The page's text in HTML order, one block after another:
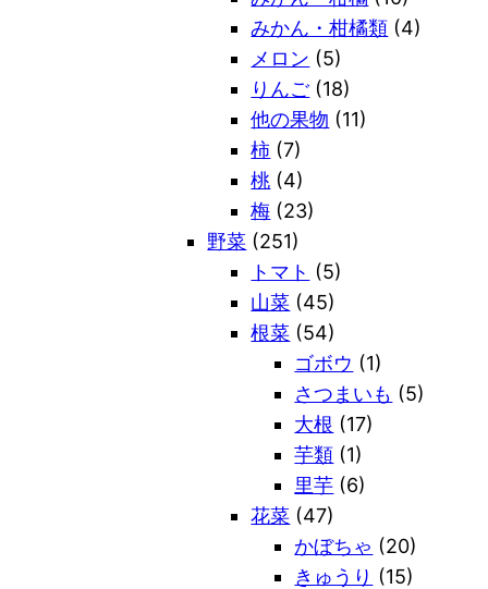
みかん・柑橘類 (4)
メロン (5)
りんご (18)
他の果物 (11)
柿 (7)
桃 (4)
梅 (23)
野菜 (251)
トマト (5)
山菜 (45)
根菜 (54)
ゴボウ (1)
さつまいも (5)
大根 (17)
芋類 (1)
里芋 (6)
花菜 (47)
かぼちゃ (20)
きゅうり (15)